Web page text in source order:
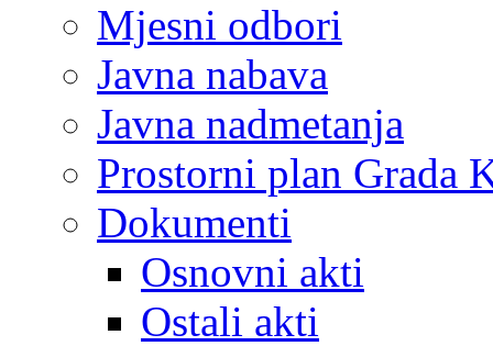
Mjesni odbori
Javna nabava
Javna nadmetanja
Prostorni plan Grada
Dokumenti
Osnovni akti
Ostali akti